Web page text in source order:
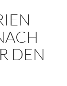
DEN